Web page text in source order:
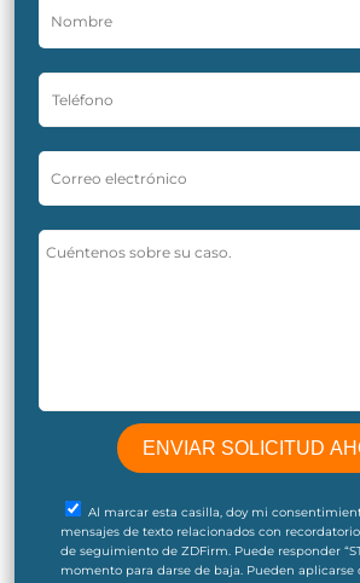
Al marcar esta casilla, doy mi
mensajes de texto relacionados con
de seguimiento de ZDFirm. Puede responder
momento para darse de baja. Pueden aplicarse